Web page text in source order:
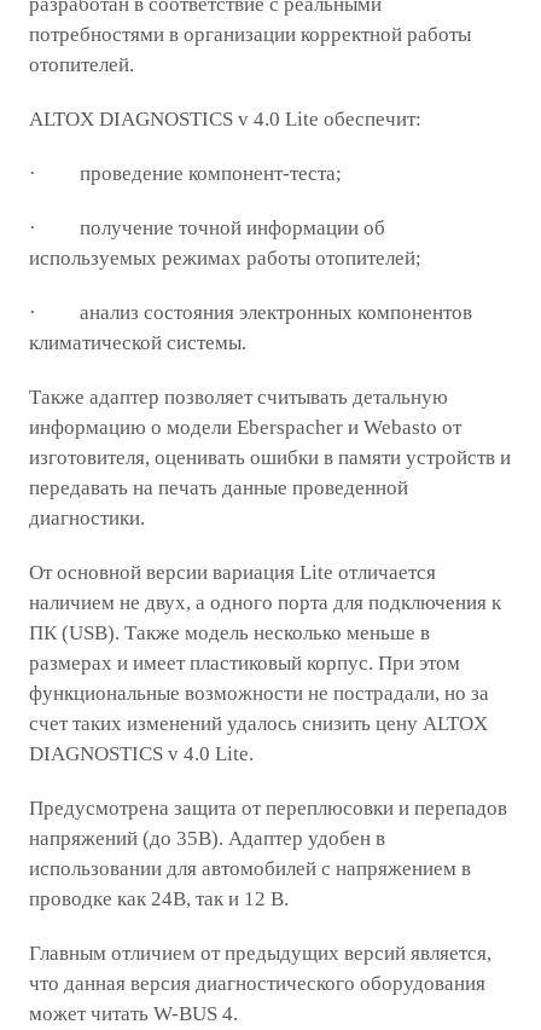
потребностями в организации корректной работы
отопителей.
ALTOX DIAGNOSTICS v 4.0 Lite обеспечит:
· проведение компонент-теста;
· получение точной информации об
используемых режимах работы отопителей;
· анализ состояния электронных компонентов
климатической системы.
Также адаптер позволяет считывать детальную
информацию о модели Eberspacher и Webasto от
изготовителя, оценивать ошибки в памяти устройств и
передавать на печать данные проведенной
диагностики.
От основной версии вариация Lite отличается
наличием не двух, а одного порта для подключения к
ПК (USB). Также модель несколько меньше в
размерах и имеет пластиковый корпус. При этом
функциональные возможности не пострадали, но за
счет таких изменений удалось снизить цену ALTOX
DIAGNOSTICS v 4.0 Lite.
Предусмотрена защита от переплюсовки и перепадов
напряжений (до 35В). Адаптер удобен в
использовании для автомобилей с напряжением в
проводке как 24В, так и 12 В.
Главным отличием от предыдущих версий является,
что данная версия диагностического оборудования
может читать W-BUS 4.